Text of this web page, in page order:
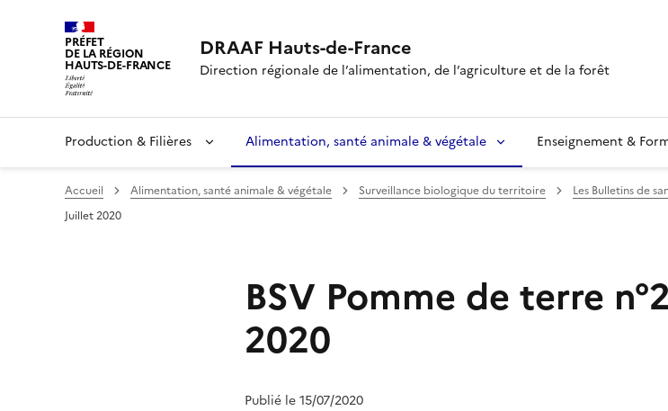
PRÉFET
DE LA RÉGION
HAUTS-DE-FRANCE
DRAAF Hauts-de-France
Direction régionale de l’alimentation, de l’agriculture et de la forêt
Production & Filières Alimentation, santé animale & végétale Enseignement &
Accueil Alimentation, santé animale & végétale Surveillance biologique du territoire Les Bulletins de
Juillet 2020
BSV Pomme de terre
2020
Publié le 15/07/2020